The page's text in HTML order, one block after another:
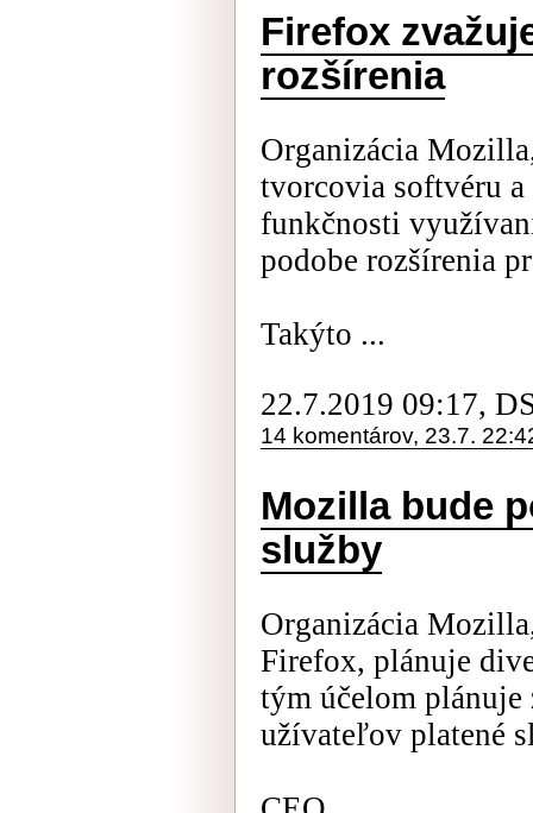
Firefox
rozšírenia
Organizácia
tvorcovia softvéru
funkčnosti
podobe rozšírenia
Takýto ...
22.7.2019 09:17,
14 komentárov, 23.7.
Mozilla bude
služby
Organizácia
Firefox, plánuje
tým účelom
užívateľov platené